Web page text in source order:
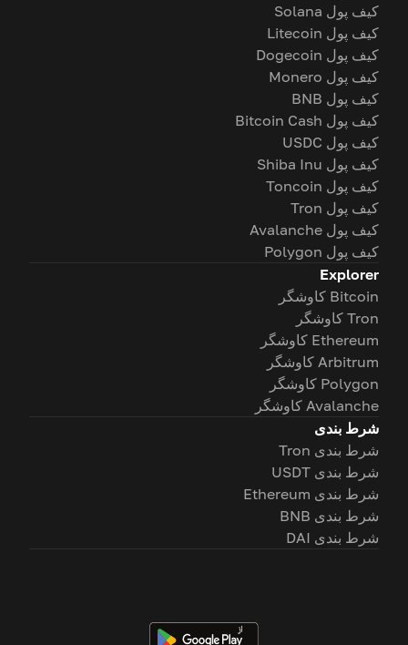
کیف پول Solana
کیف پول Litecoin
کیف پول Dogecoin
کیف پول Monero
کیف پول BNB
کیف پول Bitcoin Cash
کیف پول USDC
کیف پول Shiba Inu
کیف پول Toncoin
کیف پول Tron
کیف پول Avalanche
کیف پول Polygon
Explorer
Bitcoin کاوشگر
Tron کاوشگر
Ethereum کاوشگر
Arbitrum کاوشگر
Polygon کاوشگر
Avalanche کاوشگر
شرط بندی
شرط بندی Tron
شرط بندی USDT
شرط بندی Ethereum
شرط بندی BNB
شرط بندی DAI